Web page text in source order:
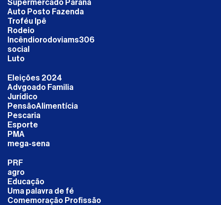
Supermercado Paraná
Auto Posto Fazenda
Troféu Ipê
Rodeio
Incêndiorodoviams306
social
Luto
Eleições 2024
Advgoado Familia
Jurídico
PensãoAlimentícia
Pescaria
Esporte
PMA
mega-sena
PRF
agro
Educação
Uma palavra de fé
Comemoração Profissão